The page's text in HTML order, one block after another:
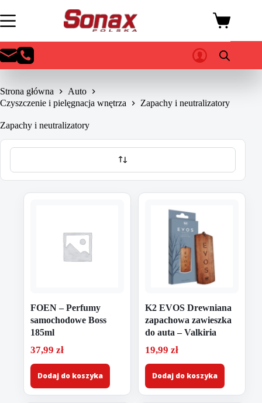
do
treści
Koszyk
Strona główna
Auto
Czyszczenie i pielęgnacja wnętrza
Zapachy i neutralizatory
Zapachy i neutralizatory
FOEN – Perfumy
samochodowe Boss
185ml
37,99 zł
Dodaj do koszyka
K2 EVOS Drewniana
zapachowa zawieszka
do auta – Valkiria
19,99 zł
Dodaj do koszyka